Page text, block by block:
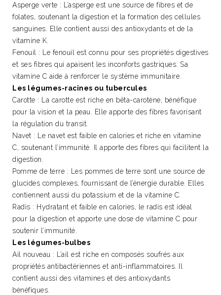
Asperge verte : L’asperge est une source de fibres et de
folates, soutenant la digestion et la formation des cellules
sanguines. Elle contient aussi des antioxydants et de la
vitamine K.
Fenouil : Le fenouil est connu pour ses propriétés digestives
et ses fibres qui apaisent les inconforts gastriques. Sa
vitamine C aide à renforcer le système immunitaire.
Les légumes-racines ou tubercules
Carotte : La carotte est riche en bêta-carotène, bénéfique
pour la vision et la peau. Elle apporte des fibres favorisant
la régulation du transit.
Navet : Le navet est faible en calories et riche en vitamine
C, soutenant l’immunité. Il apporte des fibres qui facilitent la
digestion.
Pomme de terre : Les pommes de terre sont une source de
glucides complexes, fournissant de l’énergie durable. Elles
contiennent aussi du potassium et de la vitamine C.
Radis : Hydratant et faible en calories, le radis est idéal
pour la digestion et apporte une dose de vitamine C pour
soutenir l’immunité.
Les légumes-bulbes
Ail nouveau : L’ail est riche en composés soufrés aux
propriétés antibactériennes et anti-inflammatoires. Il
contient aussi des vitamines et des antioxydants
bénéfiques.